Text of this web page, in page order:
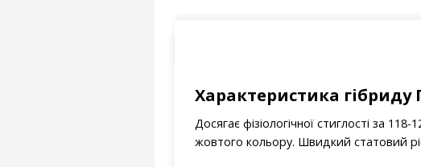
Характеристика гібриду
Досягає фізіологічної стиглості за
жовтого кольору. Швидкий статовий